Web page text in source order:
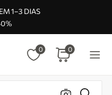
1–3 DIAS
0 0